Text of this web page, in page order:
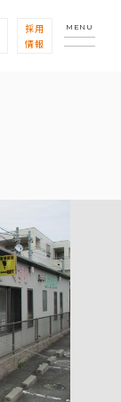
採用
情報
MENU